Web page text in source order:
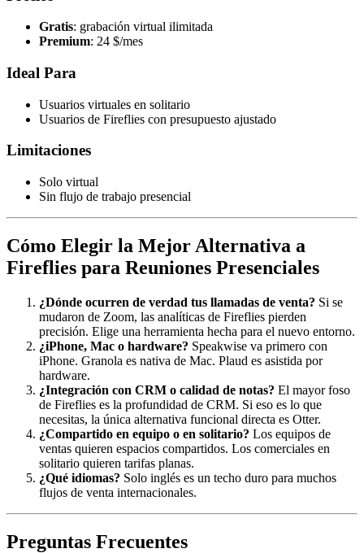
Gratis: grabación virtual ilimitada
Premium: 24 $/mes
Ideal Para
Usuarios virtuales en solitario
Usuarios de Fireflies con presupuesto ajustado
Limitaciones
Solo virtual
Sin flujo de trabajo presencial
Cómo Elegir la Mejor Alternativa a
Fireflies para Reuniones Presenciales
¿Dónde ocurren de verdad tus llamadas de venta? Si se
mudaron de Zoom, las analíticas de Fireflies pierden
precisión. Elige una herramienta hecha para el nuevo entorno.
¿iPhone, Mac o hardware? Speakwise va primero con
iPhone. Granola es nativa de Mac. Plaud es asistida por
hardware.
¿Integración con CRM o calidad de notas? El mayor foso
de Fireflies es la profundidad de CRM. Si eso es lo que
necesitas, la única alternativa funcional directa es Otter.
¿Compartido en equipo o en solitario? Los equipos de
ventas quieren espacios compartidos. Los comerciales en
solitario quieren tarifas planas.
¿Qué idiomas? Solo inglés es un techo duro para muchos
flujos de venta internacionales.
Preguntas Frecuentes